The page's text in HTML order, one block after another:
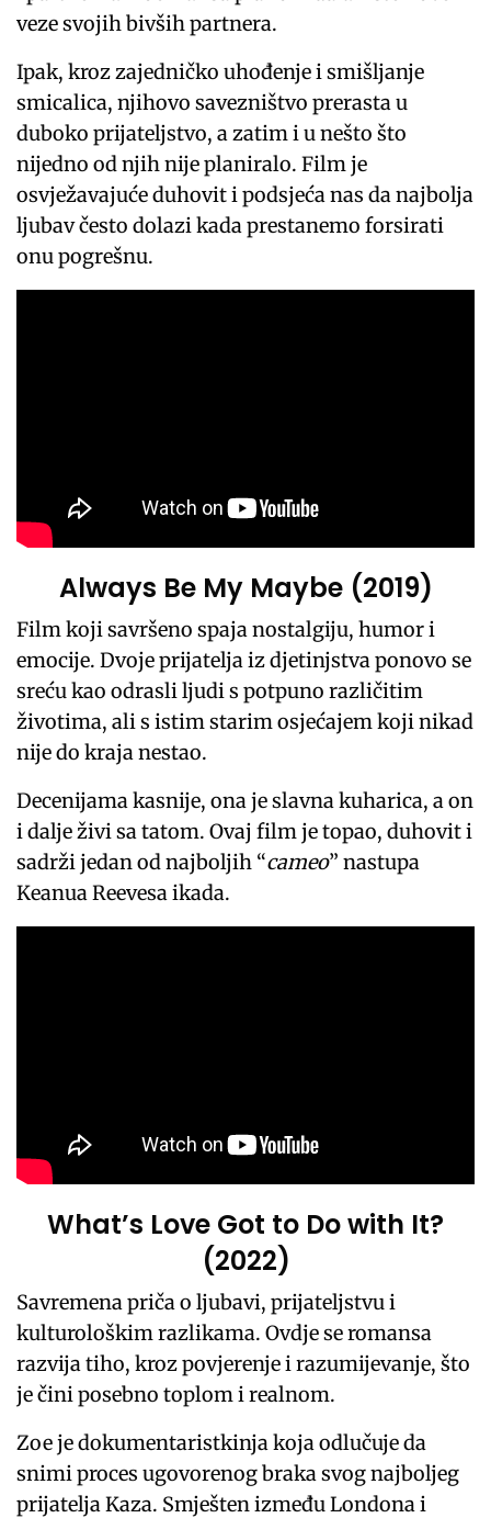
veze svojih bivših partnera.
Ipak, kroz zajedničko uhođenje i smišljanje
smicalica, njihovo savezništvo prerasta u
duboko prijateljstvo, a zatim i u nešto što
nijedno od njih nije planiralo. Film je
osvježavajuće duhovit i podsjeća nas da najbolja
ljubav često dolazi kada prestanemo forsirati
onu pogrešnu.
Always Be My Maybe (2019)
Film koji savršeno spaja nostalgiju, humor i
emocije. Dvoje prijatelja iz djetinjstva ponovo se
sreću kao odrasli ljudi s potpuno različitim
životima, ali s istim starim osjećajem koji nikad
nije do kraja nestao.
Decenijama kasnije, ona je slavna kuharica, a on
i dalje živi sa tatom. Ovaj film je topao, duhovit i
sadrži jedan od najboljih “cameo” nastupa
Keanua Reevesa ikada.
What’s Love Got to Do with It?
(2022)
Savremena priča o ljubavi, prijateljstvu i
kulturološkim razlikama. Ovdje se romansa
razvija tiho, kroz povjerenje i razumijevanje, što
je čini posebno toplom i realnom.
Zoe je dokumentaristkinja koja odlučuje da
snimi proces ugovorenog braka svog najboljeg
prijatelja Kaza. Smješten između Londona i